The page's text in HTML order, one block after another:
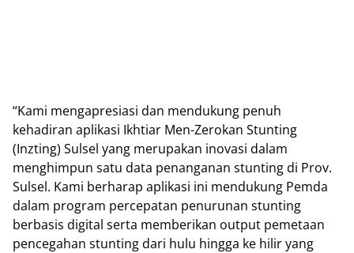
“Kami mengapresiasi dan mendukung penuh
kehadiran aplikasi Ikhtiar Men-Zerokan Stunting
(Inzting) Sulsel yang merupakan inovasi dalam
menghimpun satu data penanganan stunting di Prov.
Sulsel. Kami berharap aplikasi ini mendukung Pemda
dalam program percepatan penurunan stunting
berbasis digital serta memberikan output pemetaan
pencegahan stunting dari hulu hingga ke hilir yang